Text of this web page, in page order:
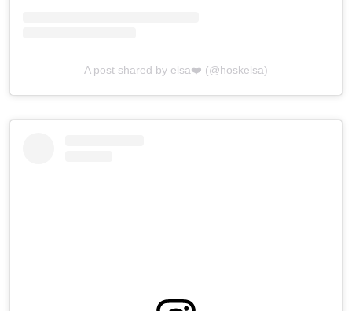
A post shared by elsa❤️ (@hoskelsa)